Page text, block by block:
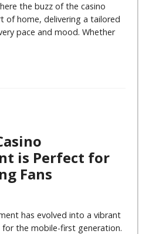
the buzz of the casino
of home, delivering a tailored
pace and mood. Whether
is Perfect for
Fans
has evolved into a vibrant
the mobile-first generation.